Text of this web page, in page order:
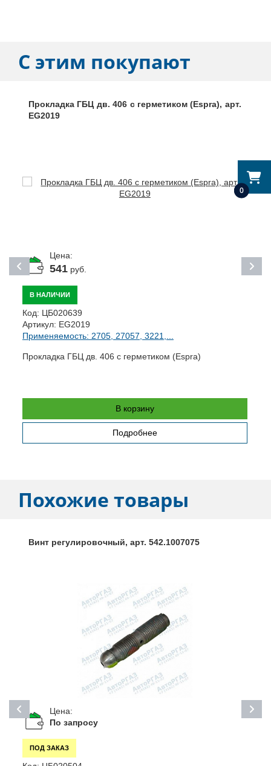
0
С этим покупают
Прокладка ГБЦ дв. 406 с герметиком (Espra), арт.
EG2019
Цена:
541руб.
В НАЛИЧИИ
Код: ЦБ020639
Артикул: EG2019
Применяемость: 2705, 27057, 3221,...
Прокладка ГБЦ дв. 406 с герметиком (Espra)
В корзину
Подробнее
Похожие товары
Винт регулировочный, арт. 542.1007075
Цена:
По запросу
ПОД ЗАКАЗ